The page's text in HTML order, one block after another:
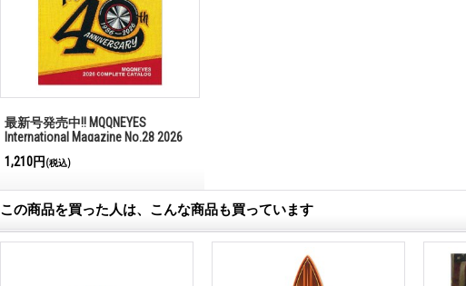
最新号発売中!! MQQNEYES
International Magazine No.28 2026
1,210円 (税込)
この商品を買った人は、こんな商品も買っています